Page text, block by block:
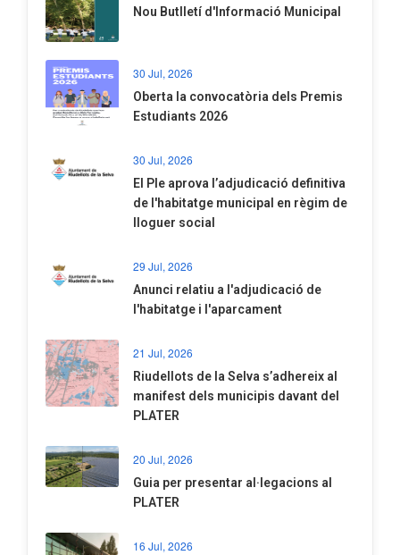
Nou Butlletí d'Informació Municipal
30 Jul, 2026
Oberta la convocatòria dels Premis
Estudiants 2026
30 Jul, 2026
El Ple aprova l’adjudicació definitiva
de l'habitatge municipal en règim de
lloguer social
29 Jul, 2026
Anunci relatiu a l'adjudicació de
l'habitatge i l'aparcament
21 Jul, 2026
Riudellots de la Selva s’adhereix al
manifest dels municipis davant del
PLATER
20 Jul, 2026
​Guia per presentar al·legacions al
PLATER
16 Jul, 2026